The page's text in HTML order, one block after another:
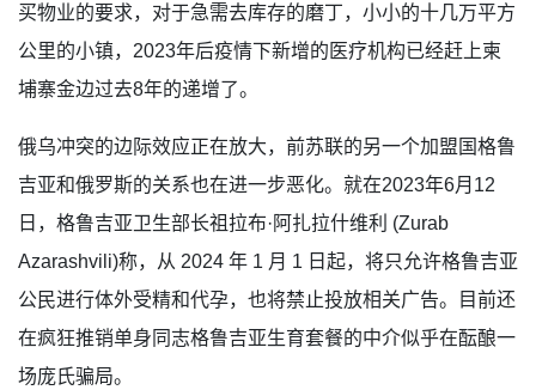
买物业的要求，对于急需去库存的磨丁，小小的十几万平方
公里的小镇，2023年后疫情下新增的医疗机构已经赶上柬
埔寨金边过去8年的递增了。
俄乌冲突的边际效应正在放大，前苏联的另一个加盟国格鲁
吉亚和俄罗斯的关系也在进一步恶化。就在2023年6月12
日，格鲁吉亚卫生部长祖拉布·阿扎拉什维利 (Zurab
Azarashvili)称，从 2024 年 1 月 1 日起，将只允许格鲁吉亚
公民进行体外受精和代孕，也将禁止投放相关广告。目前还
在疯狂推销单身同志格鲁吉亚生育套餐的中介似乎在酝酿一
场庞氏骗局。